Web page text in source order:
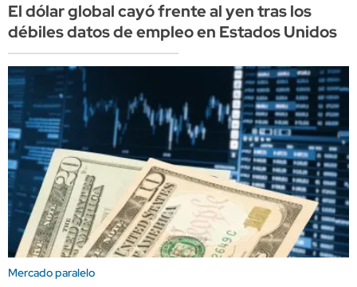
El dólar global cayó frente al yen tras los
débiles datos de empleo en Estados Unidos
Mercado paralelo